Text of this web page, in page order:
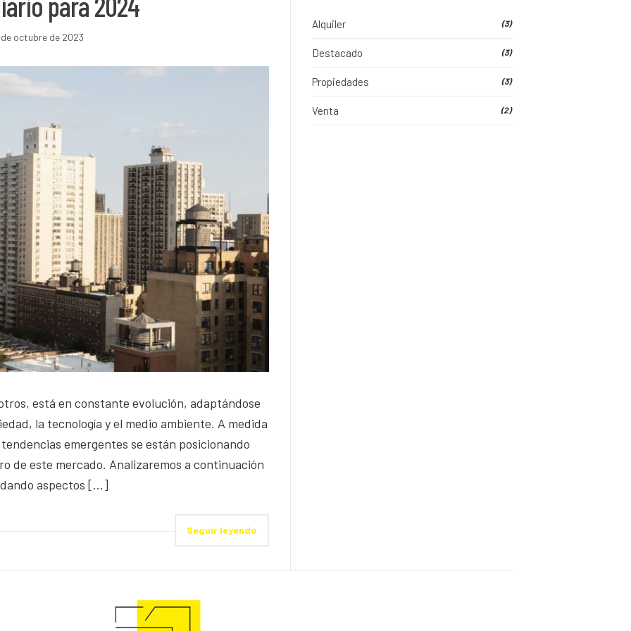
octubre de 2023
está en constante evolución, adaptándose
la tecnología y el medio ambiente. A medida
emergentes se están posicionando
de este mercado. Analizaremos a continuación
aspectos […]
Seguir leyendo
Alquiler (3)
Destacado (3)
Propiedades (3)
Venta (2)